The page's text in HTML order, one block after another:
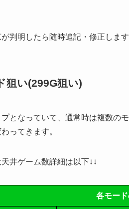
判明したら随時追記・修正します
狙い(299G狙い)
となっていて、通常時は複数の
ってきます。
井ゲーム数詳細は以下↓↓
各モー